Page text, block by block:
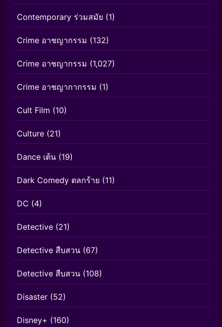
Contemporary ร่วมสมัย (1)
Crime อาชญากรรม (132)
Crime อาชญากรรม (1,027)
Crime อาชญากากรรม (1)
Cult Film (10)
Culture (21)
Dance เต้น (19)
Dark Comedy ตลกร้าย (11)
DC (4)
Detective (21)
Detective สืบสวน (67)
Detective สืบสวน (108)
Disaster (52)
Disney+ (160)